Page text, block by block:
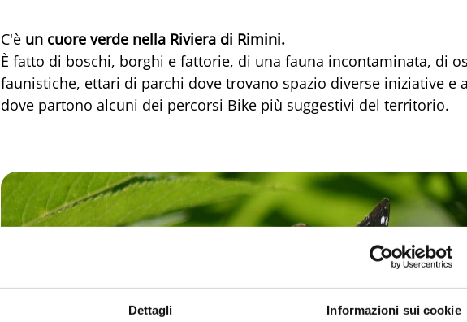
Dettagli Informazioni sui cookie
C'è un cuore verde nella Riviera di Rimini.
È fatto di boschi, borghi e fattorie, di una fauna incontaminata, di
faunistiche, ettari di parchi dove trovano spazio diverse iniziative e
dove partono alcuni dei percorsi Bike più suggestivi del territorio.